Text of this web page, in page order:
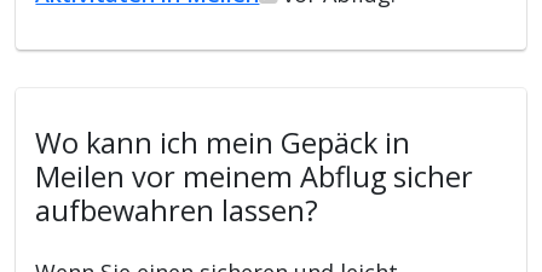
Wo kann ich mein Gepäck in
Meilen vor meinem Abflug sicher
aufbewahren lassen?